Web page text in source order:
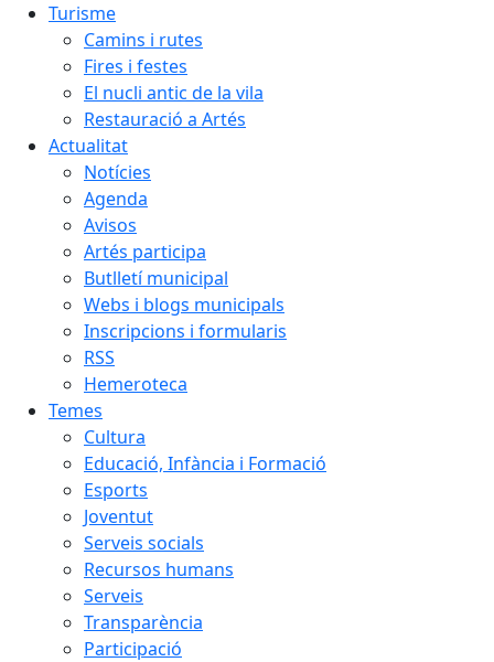
Turisme
Camins i rutes
Fires i festes
El nucli antic de la vila
Restauració a Artés
Actualitat
Notícies
Agenda
Avisos
Artés participa
Butlletí municipal
Webs i blogs municipals
Inscripcions i formularis
RSS
Hemeroteca
Temes
Cultura
Educació, Infància i Formació
Esports
Joventut
Serveis socials
Recursos humans
Serveis
Transparència
Participació